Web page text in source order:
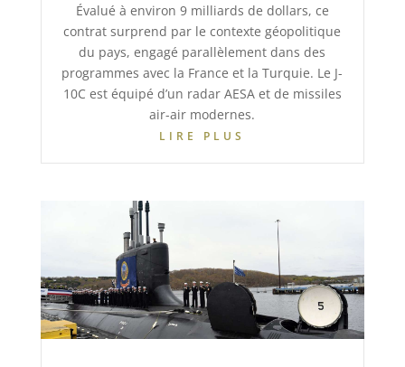
Évalué à environ 9 milliards de dollars, ce
contrat surprend par le contexte géopolitique
du pays, engagé parallèlement dans des
programmes avec la France et la Turquie. Le J-
10C est équipé d’un radar AESA et de missiles
air-air modernes.
LIRE PLUS